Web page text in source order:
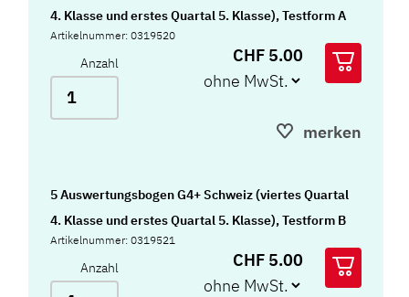
4. Klasse und erstes Quartal 5. Klasse), Testform A
Artikelnummer: 0319520
Anzahl CHF 5.00
merken
5 Auswertungsbogen G4+ Schweiz (viertes Quartal
4. Klasse und erstes Quartal 5. Klasse), Testform B
Artikelnummer: 0319521
Anzahl CHF 5.00